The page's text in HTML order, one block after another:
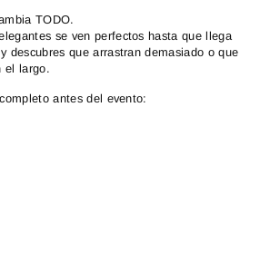
TODO.
se ven perfectos hasta que llega
descubres que arrastran demasiado o que
el largo.
antes del evento: